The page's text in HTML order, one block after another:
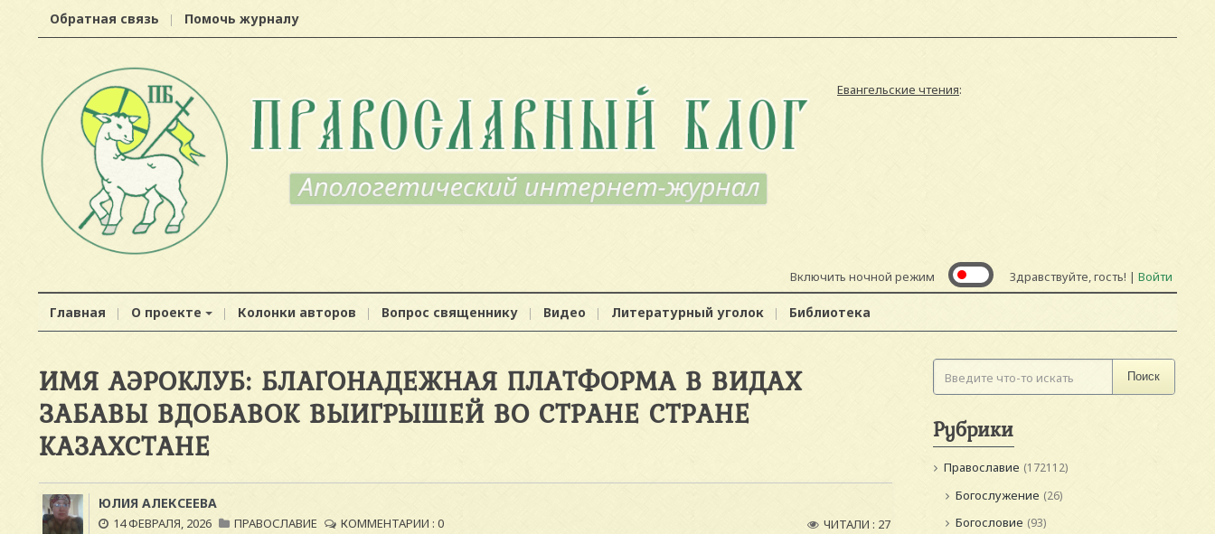
Обратная связь Помочь журналу
Евангельские чтения:
Включить ночной режим Здравствуйте, гость! | Войти
Главная О проекте Колонки авторов Вопрос священнику Видео Литературный уголок Библиотека
ИМЯ АЭРОКЛУБ: БЛАГОНАДЕЖНАЯ ПЛАТФОРМА В ВИДАХ
ЗАБАВЫ ВДОБАВОК ВЫИГРЫШЕЙ ВО СТРАНЕ СТРАНЕ
КАЗАХСТАНЕ
ЮЛИЯ АЛЕКСЕЕВА
14 ФЕВРАЛЯ, 2026 ПРАВОСЛАВИЕ КОММЕНТАРИИ : 0 ЧИТАЛИ : 27
Поиск
Рубрики
Православие (172112)
Богослужение (26)
Богословие (93)